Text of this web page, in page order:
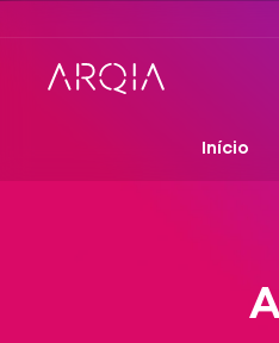
Início